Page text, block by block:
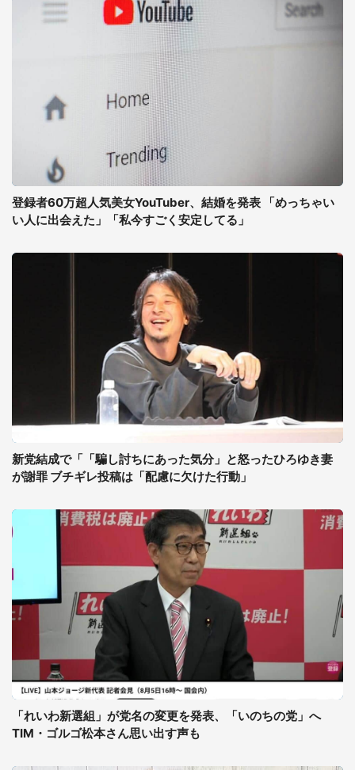
登録者60万超人気美女YouTuber、結婚を発表 「めっちゃい
い人に出会えた」「私今すごく安定してる」
新党結成で「「騙し討ちにあった気分」と怒ったひろゆき妻
が謝罪 ブチギレ投稿は「配慮に欠けた行動」
「れいわ新選組」が党名の変更を発表、「いのちの党」へ
TIM・ゴルゴ松本さん思い出す声も